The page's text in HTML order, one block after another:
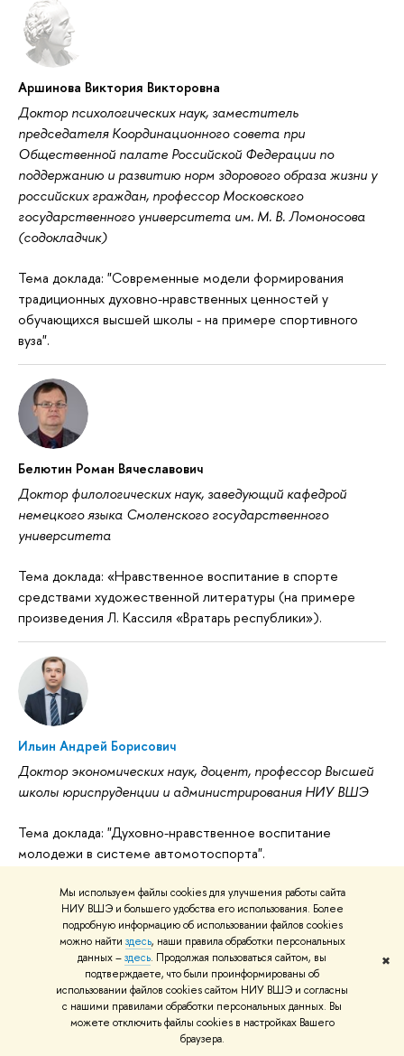
Мы используем файлы cookies для улучшения работы сайта
НИУ ВШЭ и большего удобства его использования. Более
подробную информацию об использовании файлов cookies
можно найти здесь, наши правила обработки персональных
данных –здесь. Продолжая пользоваться сайтом, вы
подтверждаете, что были проинформированы об
использовании файлов cookies сайтом НИУ ВШЭ и согласны
с нашими правилами обработки персональных данных. Вы
можете отключить файлы cookies в настройках Вашего
браузера.
✖
Аршинова Виктория Викторовна
Доктор психологических наук, заместитель
председателя Координационного совета при
Общественной палате Российской Федерации по
поддержанию и развитию норм здорового образа жизни у
российских граждан, профессор Московского
государственного университета им. М. В. Ломоносова
(содокладчик)
Тема доклада: "Современные модели формирования
традиционных духовно-нравственных ценностей у
обучающихся высшей школы - на примере спортивного
вуза".
Белютин Роман Вячеславович
Доктор филологических наук, заведующий кафедрой
немецкого языка Смоленского государственного
университета
Тема доклада: «Нравственное воспитание в спорте
средствами художественной литературы (на примере
произведения Л. Кассиля «Вратарь республики»).
Ильин Андрей Борисович
Доктор экономических наук, доцент, профессор Высшей
школы юриспруденции и администрирования НИУ ВШЭ
Тема доклада: "Духовно-нравственное воспитание
молодежи в системе автомотоспорта".
Коршунов Алексей Владимирович
Кандидат социологических наук, доцент, профессор
Высшей школы юриспруденции и администрирования
НИУ ВШЭ, советник ректор Московского